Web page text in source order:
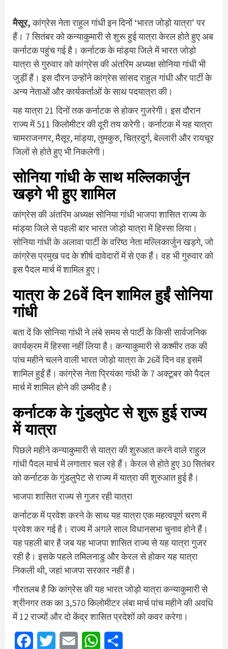
मैसूर,कांग्रेस नेता राहुल गांधी इन दिनों ‘भारत जोड़ो यात्रा’ पर
हैं। 7 सितंबर को कन्याकुमारी से शुरू हुई यात्रा केरल होते हुए अब
कर्नाटक पहुंच गई है। कर्नाटक के मांड्या जिले में भारत जोड़ो
यात्रा से गुरुवार को कांग्रेस की अंतरिम अध्यक्ष सोनिया गांधी भी
जुड़ीं हैं। इस दौरन उन्होंने कांग्रेस सांसद राहुल गांधी और पार्टी के
अन्य नेताओं और कार्यकर्ताओं के साथ पदयात्रा की।
यह यात्रा 21 दिनों तक कर्नाटक से होकर गुजरेगी। इस दौरान
राज्य में 511 किलोमीटर की दूरी तय करेगी। कर्नाटक में यह यात्रा
चामराजनगर, मैसूर, मांड्या, तुमकुरु, चित्रदुर्ग, बेल्लारी और रायचूर
जिलों से होते हुए भी निकलेगी।
सोनिया गांधी के साथ मल्लिकार्जुन
खड़गे भी हुए शामिल
कांग्रेस की अंतरिम अध्यक्ष सोनिया गांधी भाजपा शासित राज्य के
मांड्या जिले से पहली बार भारत जोड़ो यात्रा में हिस्सा लिया।
सोनिया गांधी के अलावा पार्टी के वरिष्ठ नेता मल्लिकार्जुन खड़गे, जो
कांग्रेस प्रमुख पद के शीर्ष दावेदारों में से एक हैं। वह भी गुरुवार को
इस पैदल मार्च में शामिल हुए।
यात्रा के 26वें दिन शामिल हुईं सोनिया
गांधी
बता दें कि सोनिया गांधी ने लंबे समय से पार्टी के किसी सार्वजनिक
कार्यक्रम में हिस्सा नहीं लिया है। कन्याकुमारी से कश्मीर तक की
पांच महीने चलने वाली भारत जोड़ो यात्रा के 26वें दिन वह इसमें
शामिल हुईं हैं। कांग्रेस नेता प्रियंका गांधी के 7 अक्टूबर को पैदल
मार्च में शामिल होने की उम्मीद है।
कर्नाटक के गुंडलुपेट से शुरू हुई राज्य
में यात्रा
पिछले महीने कन्याकुमारी से यात्रा की शुरुआत करने वाले राहुल
गांधी पैदल मार्च में लगातार चल रहे हैं। केरल से होते हुए 30 सितंबर
को कर्नाटक के गुंडलुपेट से राज्य में यात्रा की शुरुआत हुई है।
भाजपा शासित राज्य से गुजर रही यात्रा
कर्नाटक में प्रवेश करने के साथ यह यात्रा एक महत्वपूर्ण चरण में
प्रवेश कर गई है। राज्य में अगले साल विधानसभा चुनाव होने हैं।
यह पहली बार है जब यह भाजपा शासित राज्य से यह यात्रा गुजर
रही है। इसके पहले तमिलनाडु और केरल से होकर यह यात्रा
निकली थी, जहां भाजपा सरकार नहीं है।
गौरतलब है कि कांग्रेस की यह भारत जोड़ो यात्रा कन्याकुमारी से
श्रीनगर तक का 3,570 किलोमीटर लंबा मार्च पांच महीने की अवधि
में 12 राज्यों और दो केंद्र शासित प्रदेशों को कवर करेगा।
FacebookTwitter Email WhatsApp